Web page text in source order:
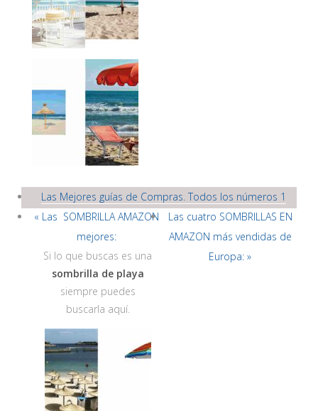
Las Mejores guías de Compras. Todos los números 1
« Las SOMBRILLA AMAZON
mejores:
Las cuatro SOMBRILLAS EN
AMAZON más vendidas de
Europa: »
Si lo que buscas es una
sombrilla de playa
siempre puedes
buscarla aquí.